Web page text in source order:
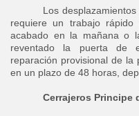
Los
requiere un trabajo
acabado en la mañana o
reventado la puerta de
reparación provisional de
en un plazo de 48 horas,
Cerrajeros Principe